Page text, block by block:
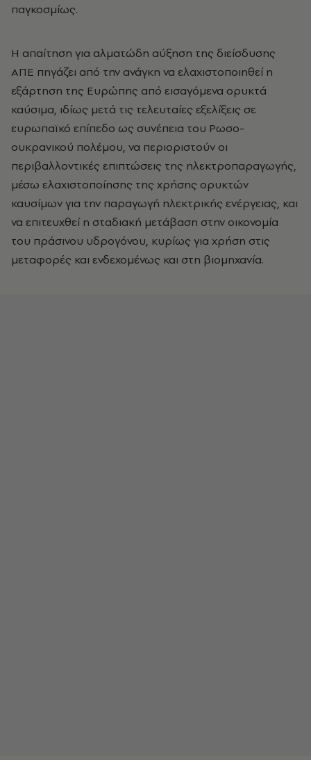
παγκοσμίως.
Η απαίτηση για αλματώδη αύξηση της διείσδυσης
ΑΠΕ πηγάζει από την ανάγκη να ελαχιστοποιηθεί η
εξάρτηση της Ευρώπης από εισαγόμενα ορυκτά
καύσιμα, ιδίως μετά τις τελευταίες εξελίξεις σε
ευρωπαϊκό επίπεδο ως συνέπεια του Ρωσο-
ουκρανικού πολέμου, να περιοριστούν οι
περιβαλλοντικές επιπτώσεις της ηλεκτροπαραγωγής,
μέσω ελαχιστοποίησης της χρήσης ορυκτών
καυσίμων για την παραγωγή ηλεκτρικής ενέργειας, και
να επιτευχθεί η σταδιακή μετάβαση στην οικονομία
του πράσινου υδρογόνου, κυρίως για χρήση στις
μεταφορές και ενδεχομένως και στη βιομηχανία.